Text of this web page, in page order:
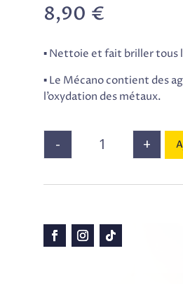
8,90 €
▪ Nettoie et fait briller tous
▪ Le Mécano contient des
l’oxydation des métaux.
quantité de Louis
- +